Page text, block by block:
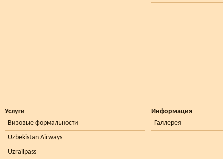
Услуги
Визовые формальности
Uzbekistan Airways
Uzrailpass
Информация
Галлерея